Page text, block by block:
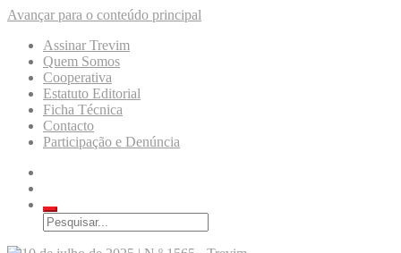
Avançar para o conteúdo principal
Assinar Trevim
Quem Somos
Cooperativa
Estatuto Editorial
Ficha Técnica
Contacto
Participação e Denúncia